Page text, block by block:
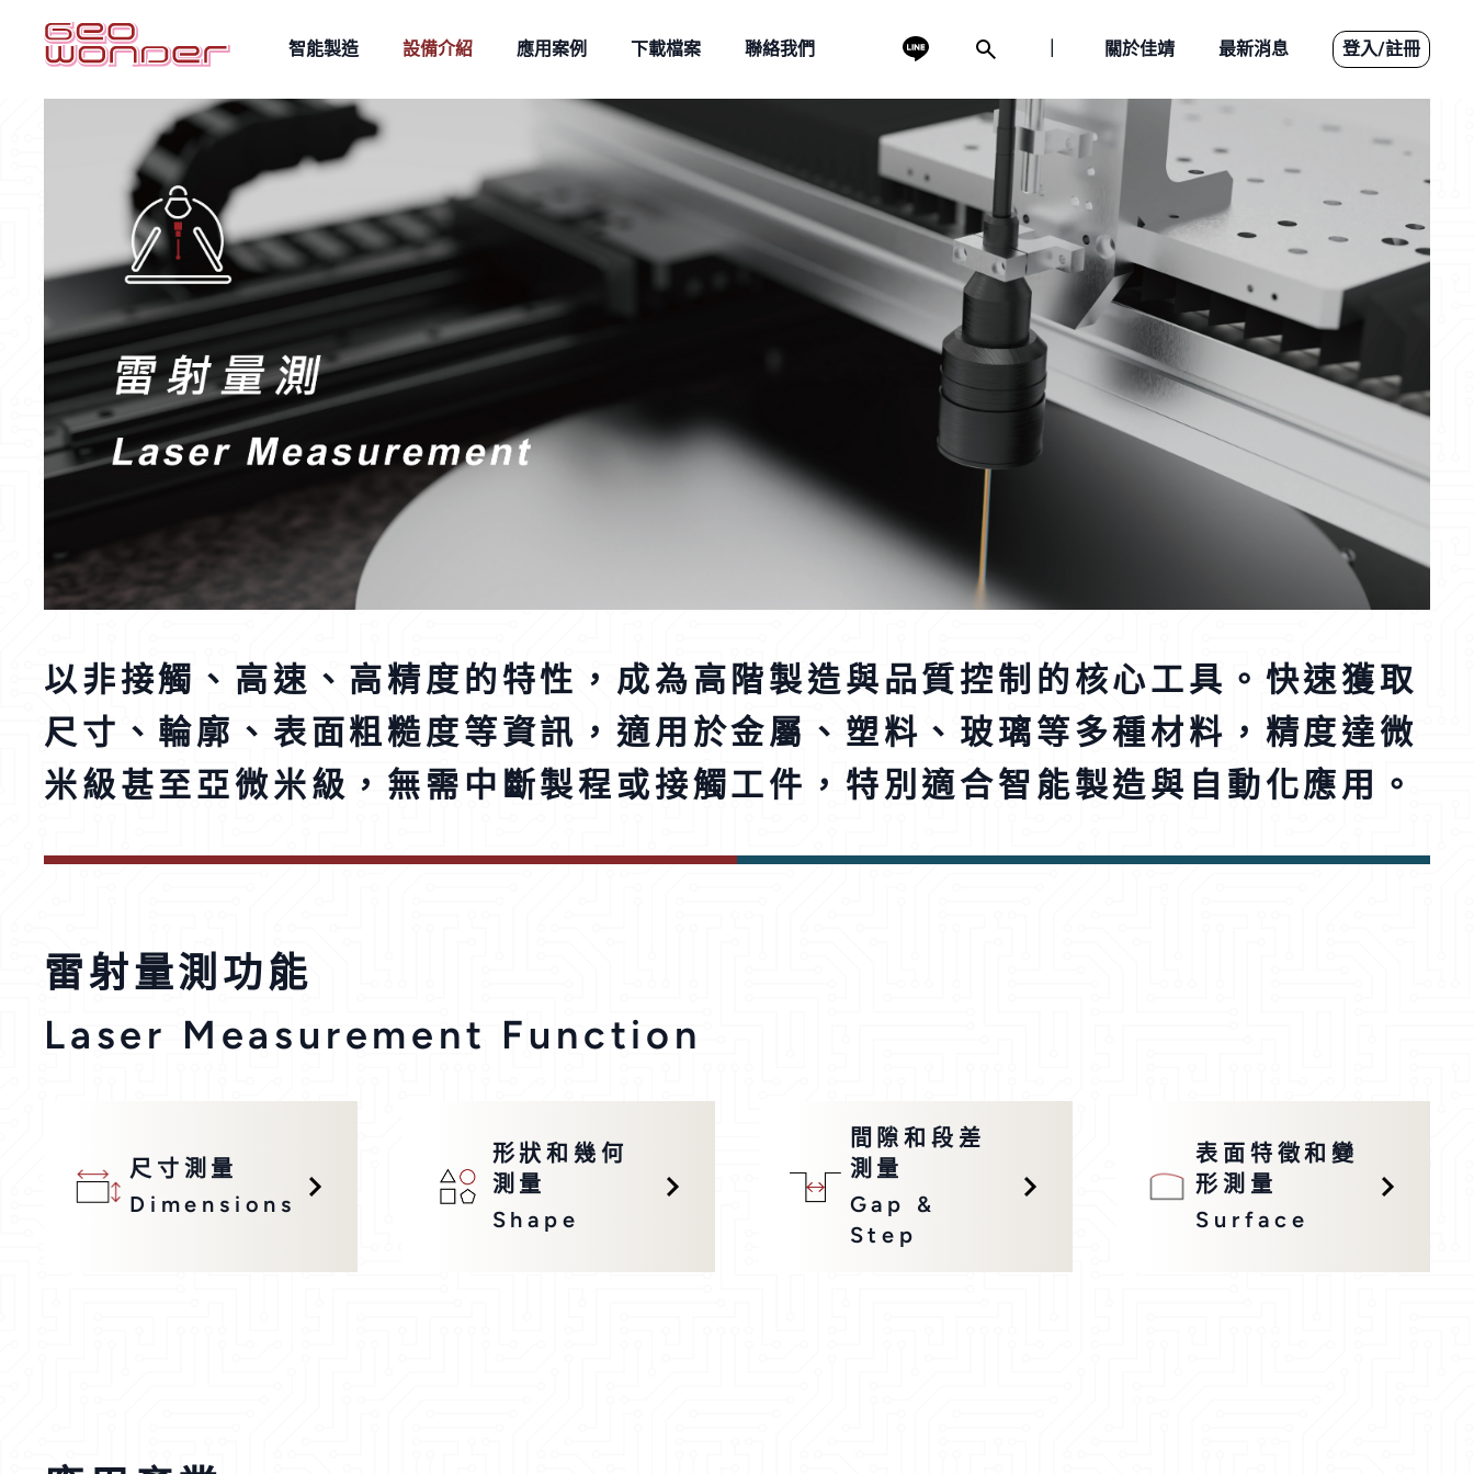
智能製造 設備介紹
雷射量測
自動化整合
AOI影像辨識
應用案例 下載檔案 聯絡我們 關於佳靖 最新消息 登入/註冊
智能製造
設備介紹
應用案例
下載檔案
聯絡我們
最新消息
以非接觸、高速、高精度的特性，成為高階製造與品質控制的核心工具。快速獲取
尺寸、輪廓、表面粗糙度等資訊，適用於金屬、塑料、玻璃等多種材料，精度達微
米級甚至亞微米級，無需中斷製程或接觸工件，特別適合智能製造與自動化應用。
雷射量測功能
Laser Measurement Function
尺寸測量
Dimensions
形狀和幾何
測量
Shape
間隙和段差
測量
Gap &
Step
表面特徵和變
形測量
Surface